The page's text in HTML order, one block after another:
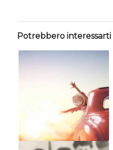
Potrebbero interessarti